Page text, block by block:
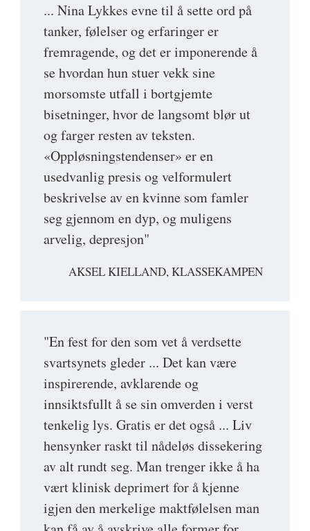
... Nina Lykkes evne til å sette ord på
tanker, følelser og erfaringer er
fremragende, og det er imponerende å
se hvordan hun stuer vekk sine
morsomste utfall i bortgjemte
bisetninger, hvor de langsomt blør ut
og farger resten av teksten.
«Oppløsningstendenser» er en
usedvanlig presis og velformulert
beskrivelse av en kvinne som famler
seg gjennom en dyp, og muligens
arvelig, depresjon"
AKSEL KIELLAND, KLASSEKAMPEN
"En fest for den som vet å verdsette
svartsynets gleder ... Det kan være
inspirerende, avklarende og
innsiktsfullt å se sin omverden i verst
tenkelig lys. Gratis er det også ... Liv
hensynker raskt til nådeløs dissekering
av alt rundt seg. Man trenger ikke å ha
vært klinisk deprimert for å kjenne
igjen den merkelige maktfølelsen man